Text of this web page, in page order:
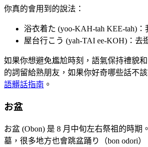
你真的會用到的說法：
浴衣着た (yoo-KAH-tah KEE-tah)：
屋台行こう (yah-TAI ee-KOH)：去
如果你想避免尷尬時刻，語氣保持禮貌
的詞留給熟朋友，如果你好奇哪些話不
語髒話指南 。
お盆
お盆 (Obon) 是 8 月中旬左右祭祖的時期
墓，很多地方也會跳盆踊り（bon odori）